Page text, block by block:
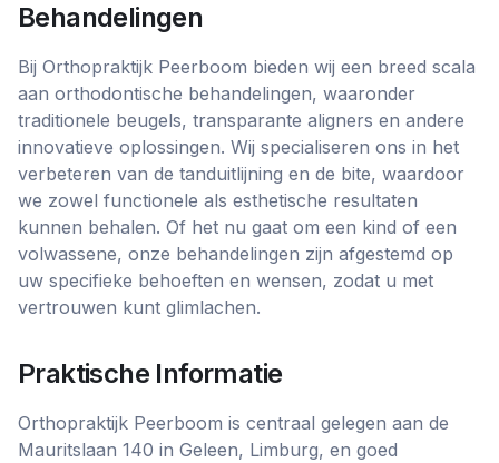
Behandelingen
Bij Orthopraktijk Peerboom bieden wij een breed scala
aan orthodontische behandelingen, waaronder
traditionele beugels, transparante aligners en andere
innovatieve oplossingen. Wij specialiseren ons in het
verbeteren van de tanduitlijning en de bite, waardoor
we zowel functionele als esthetische resultaten
kunnen behalen. Of het nu gaat om een kind of een
volwassene, onze behandelingen zijn afgestemd op
uw specifieke behoeften en wensen, zodat u met
vertrouwen kunt glimlachen.
Praktische Informatie
Orthopraktijk Peerboom is centraal gelegen aan de
Mauritslaan 140 in Geleen, Limburg, en goed